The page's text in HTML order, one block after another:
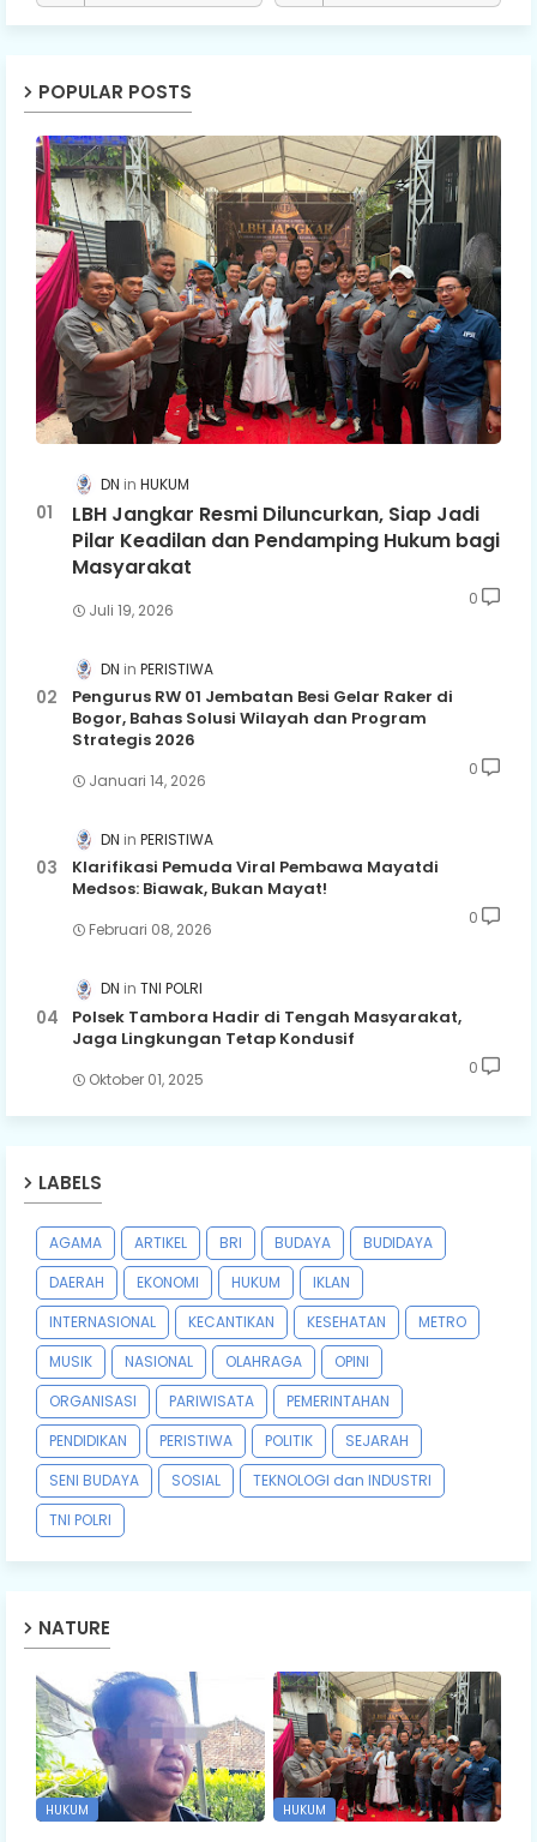
POPULAR POSTS
DN HUKUM
LBH Jangkar Resmi Diluncurkan, Siap Jadi
Pilar Keadilan dan Pendamping Hukum bagi
Masyarakat
Juli 19, 2026
0
DN PERISTIWA
Pengurus RW 01 Jembatan Besi Gelar Raker di
Bogor, Bahas Solusi Wilayah dan Program
Strategis 2026
Januari 14, 2026
0
DN PERISTIWA
Klarifikasi Pemuda Viral Pembawa Mayatdi
Medsos: Biawak, Bukan Mayat!
Februari 08, 2026
0
DN TNI POLRI
Polsek Tambora Hadir di Tengah Masyarakat,
Jaga Lingkungan Tetap Kondusif
Oktober 01, 2025
0
LABELS
AGAMA ARTIKEL BRI BUDAYA
BUDIDAYA
DAERAH
EKONOMI HUKUM
IKLAN
INTERNASIONAL
KECANTIKAN KESEHATAN
METRO
MUSIK
NASIONAL OLAHRAGA
OPINI
ORGANISASI
PARIWISATA
PEMERINTAHAN
PENDIDIKAN
PERISTIWA POLITIK
SEJARAH
SENI BUDAYA
SOSIAL
TEKNOLOGI dan INDUSTRI
TNI POLRI
NATURE
HUKUM HUKUM